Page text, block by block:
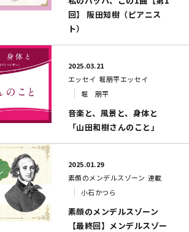
回】 阪田知樹（ピアニス
ト）
2025.03.21
エッセイ 堀朋平エッセイ
堀 朋平
音楽と、風景と、身体と
「山田和樹さんのこと」
2025.01.29
素顔のメンデルスゾーン 連載
小石かつら
素顔のメンデルスゾーン
【最終回】メンデルスゾー